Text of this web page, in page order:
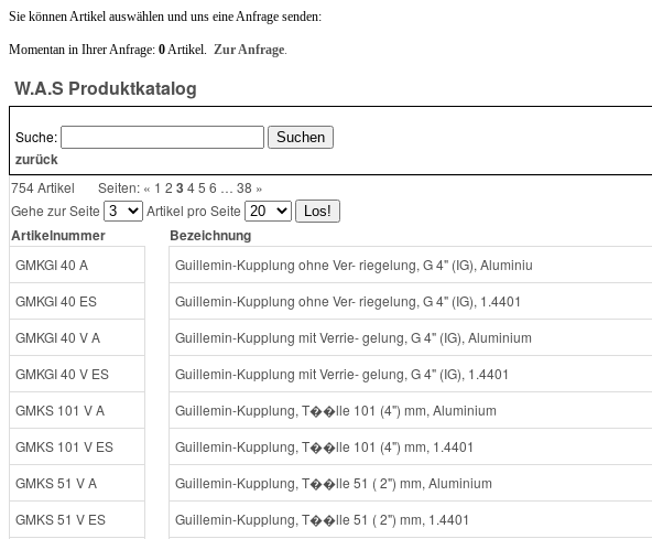
Sie können Artikel auswählen und uns eine Anfrage senden:
Momentan in Ihrer Anfrage: 0Artikel. Zur Anfrage.
W.A.S Produktkatalog
Suche:
zurück
754 Artikel Seiten: « 1 2 3 45 6 … 38 »
Gehe zur Seite
Artikel pro Seite
Artikelnummer Bezeichnung
GMKGI40 A Guillemin-Kupplung ohne Ver-riegelung, G4" (IG), Aluminiu
GMKGI40 ES Guillemin-Kupplung ohne Ver-riegelung, G4" (IG), 1.4401
GMKGI40 VA Guillemin-Kupplung mitVerrie-gelung, G4" (IG), Aluminium
GMKGI40 V ES Guillemin-Kupplung mitVerrie-gelung, G4" (IG), 1.4401
GMKS 101 VA Guillemin-Kupplung, T��lle 101 (4") mm, Aluminium
GMKS 101 V ES Guillemin-Kupplung, T��lle 101 (4") mm, 1.4401
GMKS51 VA Guillemin-Kupplung, T��lle 51 (2") mm, Aluminium
GMKS51 V ES Guillemin-Kupplung, T��lle 51 (2") mm, 1.4401